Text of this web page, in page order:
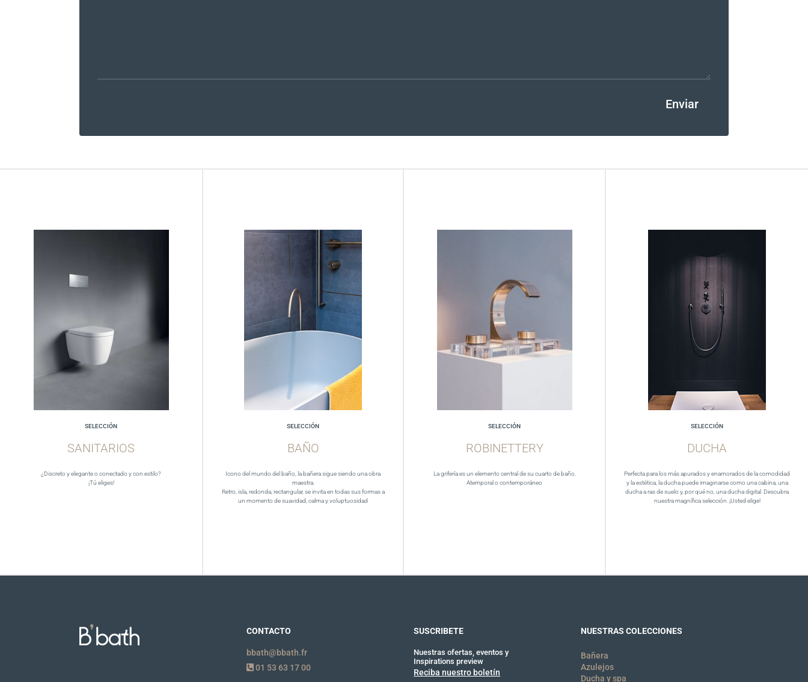
Enviar
SELECCIÓN
SANITARIOS
¿Discreto y elegante o conectado y con estilo?
¡Tú eliges!
SELECCIÓN
BAÑO
Icono del mundo del baño, la bañera sigue siendo una obra
maestra.
Retro, isla, redonda, rectangular, se invita en todas sus formas a
un momento de suavidad, calma y voluptuosidad
SELECCIÓN
ROBINETTERY
La grifería es un elemento central de su cuarto de baño.
Atemporal o contemporáneo
SELECCIÓN
DUCHA
Perfecta para los más apurados y enamorados de la comodidad
y la estética, la ducha puede imaginarse como una cabina, una
ducha a ras de suelo y, por qué no, una ducha digital. Descubra
nuestra magnífica selección. ¡Usted elige!
CONTACTO
bbath@bbath.fr
01 53 63 17 00
SUSCRIBETE
Nuestras ofertas, eventos y
Inspirations preview
Reciba nuestro boletín
NUESTRAS COLECCIONES
Bañera
Azulejos
Ducha y spa